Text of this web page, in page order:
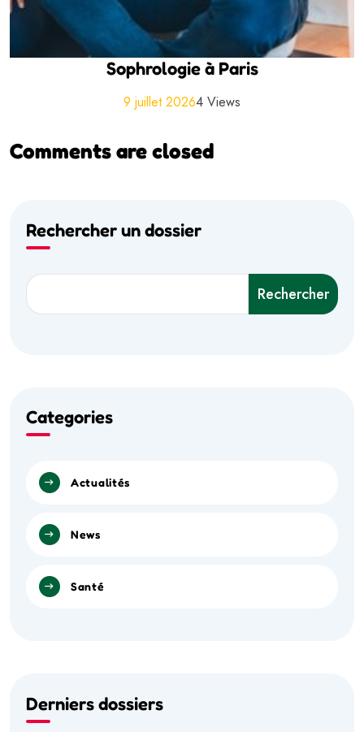
Sophrologie à Paris
9 juillet 20264 Views
Comments are closed
Rechercher un dossier
Rechercher
Categories
Actualités
News
Santé
Derniers dossiers